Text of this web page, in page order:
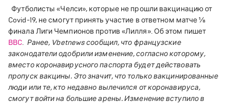
Футболисты «Челси», которые не прошли вакцинацию от
Covid-19, не смогут принять участие в ответном матче ⅛
финала Лиги Чемпионов против «Лилля». Об этом пишет
BBC. Ранее, Vbetnews сообщил, что французские
законодатели одобрили изменение, согласно которому,
вместо коронавирусного паспорта будет действовать
пропуск вакцины. Это значит, что только вакцинированные
люди или те, кто недавно вылечился от коронавируса,
смогут войти на большие арены. Изменение вступило в